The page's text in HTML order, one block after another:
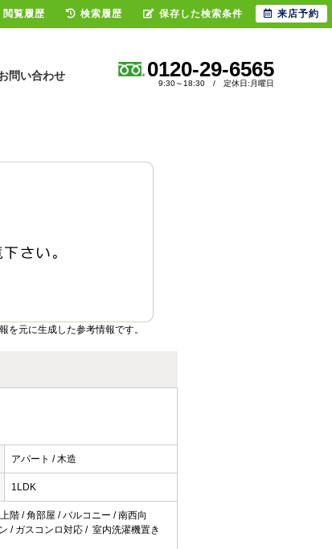
問い合わせ 0120-29-6565
9:30～18:30 / 定休日:月曜日
元に生成した参考情報です。
アパート / 木造
1LDK
階 / 角部屋 / バルコニー / 南西向
/ ガスコンロ対応 / 室内洗濯機置き
閲覧履歴 検索履歴 保存した検索条件 来店予約